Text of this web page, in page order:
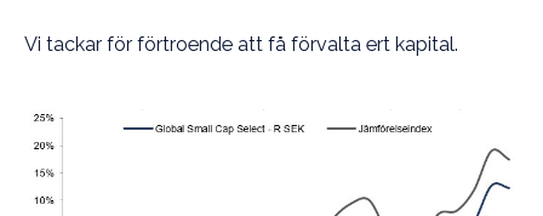
Vi tackar för förtroende att få förvalta ert kapital.